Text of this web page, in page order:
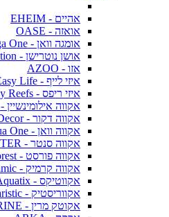
אהיים - EHEIM
אואזה - OASE
אומגה וואן - Omega One
אושן נוטרישן - Ocean Nutrition
אזו - AZOO
איזי לייף - Easy Life
איזי ריפס - Easy Reefs
אקווה אילומינשיין - AI Aqua Illumination
אקווה דקור - Aqua Decor
אקווה וואן - Aqua One
אקווה סנטר - AQUA CENTER
אקווה פורסט - Aqua Forest
אקווה קרמיק - Aqua Ceramic
אקווטיקס - Aquatix
אקווריסטיק - Aquaristic
אקוטק מרין - ECOTECH MARINE